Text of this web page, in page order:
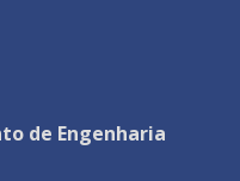
de Engenharia